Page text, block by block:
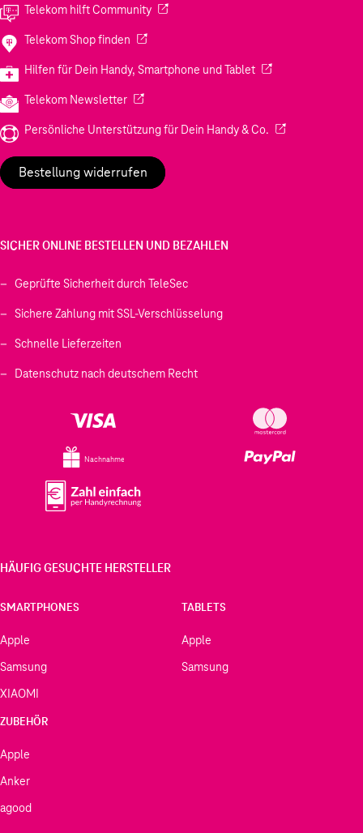
Telekom hilft Community(Wird in einem neuen Tab geöffnet)
Telekom Shop finden (Wird in einem neuen Tab geöffnet)
Hilfen für Dein Handy, Smartphone und Tablet(Wird in einem
Telekom Newsletter(Wird in einem neuen Tab geöffnet)
Persönliche Unterstützung für Dein Handy & Co. (Wird in einem
Bestellung widerrufen
SICHER ONLINE BESTELLEN UND BEZAHLEN
Geprüfte Sicherheit durch TeleSec
Sichere Zahlung mit SSL-Verschlüsselung
Schnelle Lieferzeiten
Datenschutz nach deutschem Recht
Nachnahme
HÄUFIG GESUCHTE HERSTELLER
SMARTPHONES
Apple
Samsung
XIAOMI
TABLETS
Apple
Samsung
ZUBEHÖR
Apple
Anker
agood